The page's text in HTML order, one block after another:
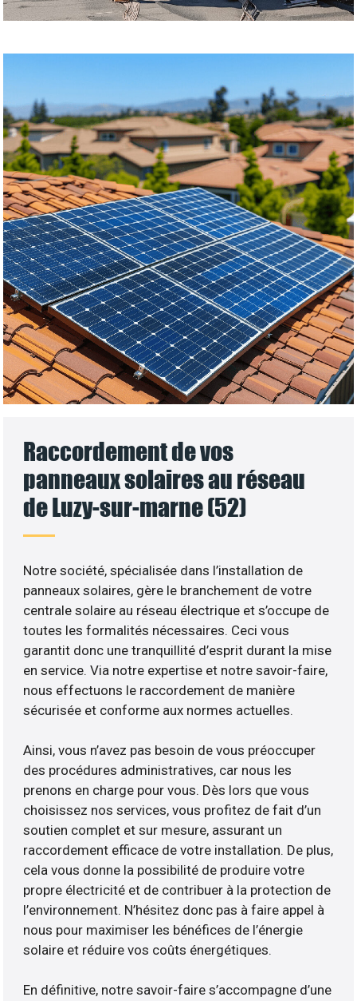
Raccordement de vos
panneaux solaires au réseau
de Luzy-sur-marne (52)
Notre société, spécialisée dans l’installation de
panneaux solaires, gère le branchement de votre
centrale solaire au réseau électrique et s’occupe de
toutes les formalités nécessaires. Ceci vous
garantit donc une tranquillité d’esprit durant la mise
en service. Via notre expertise et notre savoir-faire,
nous effectuons le raccordement de manière
sécurisée et conforme aux normes actuelles.
Ainsi, vous n’avez pas besoin de vous préoccuper
des procédures administratives, car nous les
prenons en charge pour vous. Dès lors que vous
choisissez nos services, vous profitez de fait d’un
soutien complet et sur mesure, assurant un
raccordement efficace de votre installation. De plus,
cela vous donne la possibilité de produire votre
propre électricité et de contribuer à la protection de
l’environnement. N’hésitez donc pas à faire appel à
nous pour maximiser les bénéfices de l’énergie
solaire et réduire vos coûts énergétiques.
En définitive, notre savoir-faire s’accompagne d’une